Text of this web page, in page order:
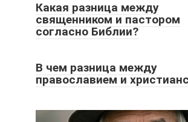
Какая разница между
священником и пастором
согласно Библии?
В чем разница между
православием и